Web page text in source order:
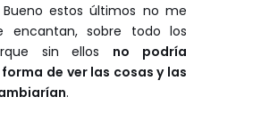
Bueno estos últimos no me
encantan, sobre todo los
sin ellos no podría
de ver las cosas y las
.